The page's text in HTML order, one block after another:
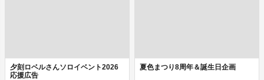
夕刻ロベルさんソロイベント2026
応援広告
夏色まつり8周年＆誕生日企画